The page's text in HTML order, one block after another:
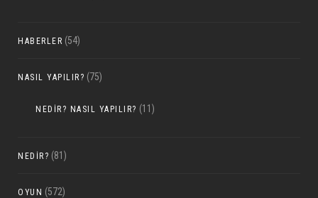
HABERLER (54)
NASIL YAPILIR? (75)
NEDIR? NASIL YAPILIR? (11)
NEDIR? (81)
OYUN (572)